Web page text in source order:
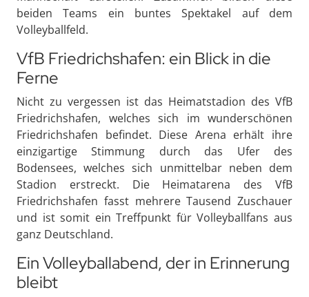
beiden Teams ein buntes Spektakel auf dem
Volleyballfeld.
VfB Friedrichshafen: ein Blick in die
Ferne
Nicht zu vergessen ist das Heimatstadion des VfB
Friedrichshafen, welches sich im wunderschönen
Friedrichshafen befindet. Diese Arena erhält ihre
einzigartige Stimmung durch das Ufer des
Bodensees, welches sich unmittelbar neben dem
Stadion erstreckt. Die Heimatarena des VfB
Friedrichshafen fasst mehrere Tausend Zuschauer
und ist somit ein Treffpunkt für Volleyballfans aus
ganz Deutschland.
Ein Volleyballabend, der in Erinnerung
bleibt